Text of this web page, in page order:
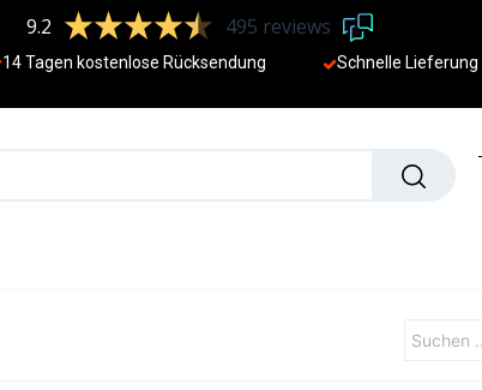
9.2 495 reviews
14 Tagen kostenlose Rücksendung Schnelle Lieferung